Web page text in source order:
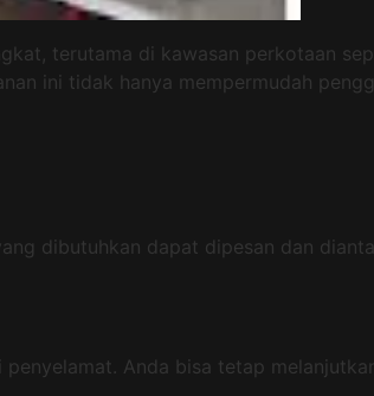
terutama di kawasan perkotaan
ini tidak hanya mempermudah
dibutuhkan dapat dipesan dan
Anda bisa tetap